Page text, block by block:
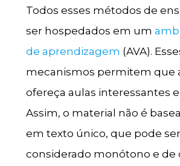
Todos esses métodos de
ser hospedados em um
de aprendizagem (AVA).
mecanismos permitem que
ofereça aulas interessantes
Assim, o material não é
em texto único, que pode ser
considerado monótono e de